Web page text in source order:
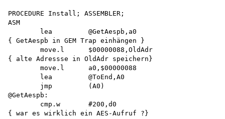
PROCEDURE Install; ASSEMBLER;
ASM
        lea         @GetAespb,a0
{ GetAespb in GEM Trap einhängen }
        move.l      $00000088,OldAdr
{ alte Adressse in OldAdr speichern}
        move.l      a0,$00000088
        lea         @ToEnd,A0
        jmp         (A0)
@GetAespb:
        cmp.w       #200,d0
{ war es wirklich ein AES-Aufruf ?}